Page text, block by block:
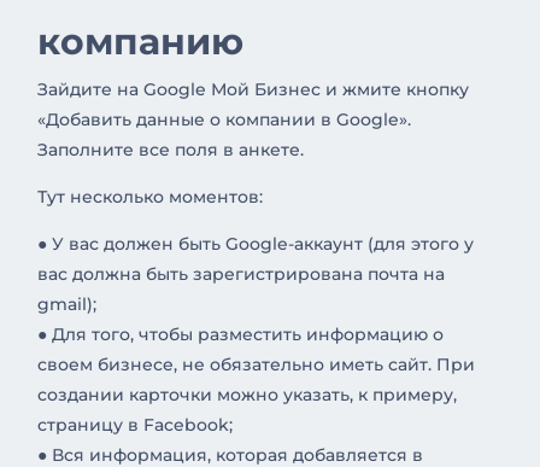
компанию
Зайдите на Google Мой Бизнес и жмите кнопку
«Добавить данные о компании в Google».
Заполните все поля в анкете.
Тут несколько моментов:
● У вас должен быть Google-аккаунт (для этого у
вас должна быть зарегистрирована почта на
gmail);
● Для того, чтобы разместить информацию о
своем бизнесе, не обязательно иметь сайт. При
создании карточки можно указать, к примеру,
страницу в Facebook;
● Вся информация, которая добавляется в